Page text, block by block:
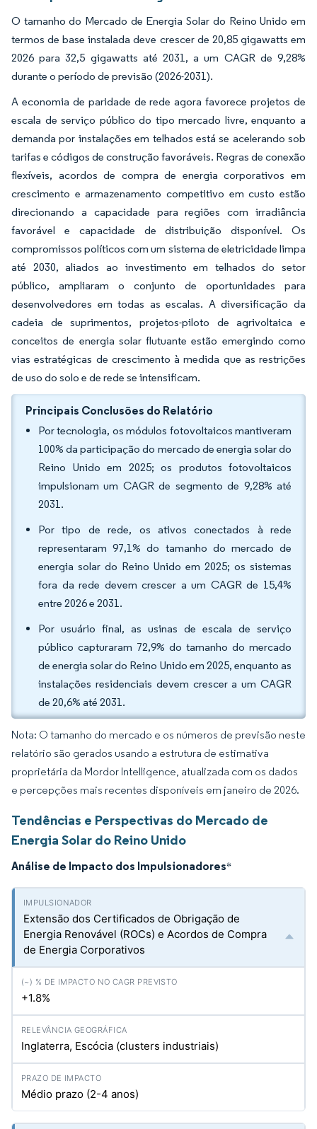
O tamanho do Mercado de Energia Solar do Reino Unido em
termos de base instalada deve crescer de 20,85 gigawatts em
2026 para 32,5 gigawatts até 2031, a um CAGR de 9,28%
durante o período de previsão (2026-2031).
A economia de paridade de rede agora favorece projetos de
escala de serviço público do tipo mercado livre, enquanto a
demanda por instalações em telhados está se acelerando sob
tarifas e códigos de construção favoráveis. Regras de conexão
flexíveis, acordos de compra de energia corporativos em
crescimento e armazenamento competitivo em custo estão
direcionando a capacidade para regiões com irradiância
favorável e capacidade de distribuição disponível. Os
compromissos políticos com um sistema de eletricidade limpa
até 2030, aliados ao investimento em telhados do setor
público, ampliaram o conjunto de oportunidades para
desenvolvedores em todas as escalas. A diversificação da
cadeia de suprimentos, projetos-piloto de agrivoltaica e
conceitos de energia solar flutuante estão emergindo como
vias estratégicas de crescimento à medida que as restrições
de uso do solo e de rede se intensificam.
Principais Conclusões do Relatório
Por tecnologia, os módulos fotovoltaicos mantiveram
100% da participação do mercado de energia solar do
Reino Unido em 2025; os produtos fotovoltaicos
impulsionam um CAGR de segmento de 9,28% até
2031.
Por tipo de rede, os ativos conectados à rede
representaram 97,1% do tamanho do mercado de
energia solar do Reino Unido em 2025; os sistemas
fora da rede devem crescer a um CAGR de 15,4%
entre 2026 e 2031.
Por usuário final, as usinas de escala de serviço
público capturaram 72,9% do tamanho do mercado
de energia solar do Reino Unido em 2025, enquanto as
instalações residenciais devem crescer a um CAGR
de 20,6% até 2031.
Nota: O tamanho do mercado e os números de previsão neste
relatório são gerados usando a estrutura de estimativa
proprietária da Mordor Intelligence, atualizada com os dados
e percepções mais recentes disponíveis em janeiro de 2026.
Tendências e Perspectivas do Mercado de
Energia Solar do Reino Unido
Análise de Impacto dos Impulsionadores*
Extensão dos Certificados de Obrigação de
Energia Renovável (ROCs) e Acordos de Compra
de Energia Corporativos
+1.8%
Inglaterra, Escócia (clusters industriais)
Médio prazo (2-4 anos)